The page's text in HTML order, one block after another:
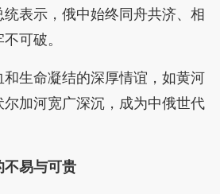
表示，俄中始终同舟共济、相
可破。
生命凝结的深厚情谊，如黄河
加河宽广深沉，成为中俄世代
易与可贵